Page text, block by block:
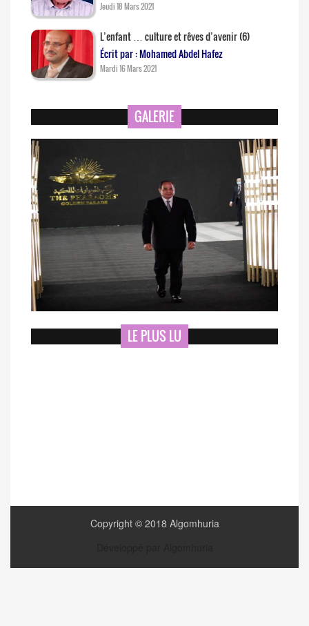
Jeudi 18 Mars 2021
L’enfant … culture et rêves d’avenir (6)
Écrit par : Mohamed Abdel Hafez
Mardi 16 Mars 2021
GALERIE
LE PLUS LU
Copyright © 2018 Algomhuria